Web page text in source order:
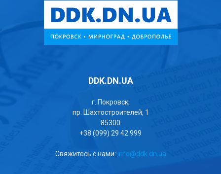
DDK.DN.UA
г. Покровск,
пр. Шахтостроителей, 1
85300
+38 (099) 29 42 999
Свяжитесь с нами: info@ddk.dn.ua